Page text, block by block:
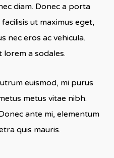
diam. Donec a porta
ut maximus eget,
nec eros ac vehicula.
lorem a sodales.
euismod, mi purus
metus vitae nibh.
ante mi, elementum
quis mauris.